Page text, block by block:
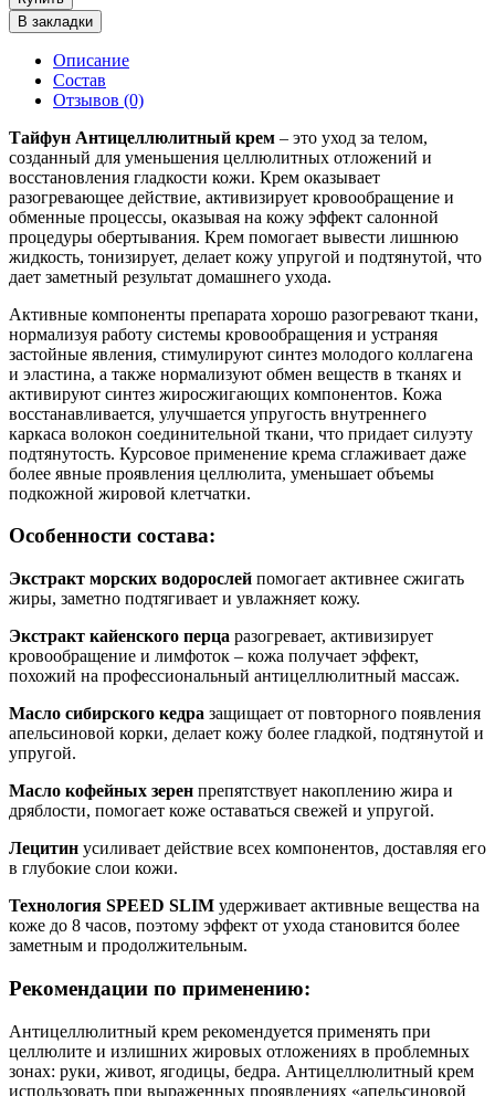
В закладки
Описание
Состав
Отзывов (0)
Тайфун Антицеллюлитный крем – это уход за телом,
созданный для уменьшения целлюлитных отложений и
восстановления гладкости кожи. Крем оказывает
разогревающее действие, активизирует кровообращение и
обменные процессы, оказывая на кожу эффект салонной
процедуры обертывания. Крем помогает вывести лишнюю
жидкость, тонизирует, делает кожу упругой и подтянутой, что
дает заметный результат домашнего ухода.
Активные компоненты препарата хорошо разогревают ткани,
нормализуя работу системы кровообращения и устраняя
застойные явления, стимулируют синтез молодого коллагена
и эластина, а также нормализуют обмен веществ в тканях и
активируют синтез жиросжигающих компонентов. Кожа
восстанавливается, улучшается упругость внутреннего
каркаса волокон соединительной ткани, что придает силуэту
подтянутость. Курсовое применение крема сглаживает даже
более явные проявления целлюлита, уменьшает объемы
подкожной жировой клетчатки.
Особенности состава:
Экстракт морских водорослей помогает активнее сжигать
жиры, заметно подтягивает и увлажняет кожу.
Экстракт кайенского перца разогревает, активизирует
кровообращение и лимфоток – кожа получает эффект,
похожий на профессиональный антицеллюлитный массаж.
Масло сибирского кедра защищает от повторного появления
апельсиновой корки, делает кожу более гладкой, подтянутой и
упругой.
Масло кофейных зерен препятствует накоплению жира и
дряблости, помогает коже оставаться свежей и упругой.
Лецитин усиливает действие всех компонентов, доставляя его
в глубокие слои кожи.
Технология SPEED SLIM удерживает активные вещества на
коже до 8 часов, поэтому эффект от ухода становится более
заметным и продолжительным.
Рекомендации по применению:
Антицеллюлитный крем рекомендуется применять при
целлюлите и излишних жировых отложениях в проблемных
зонах: руки, живот, ягодицы, бедра. Антицеллюлитный крем
использовать при выраженных проявлениях «апельсиновой